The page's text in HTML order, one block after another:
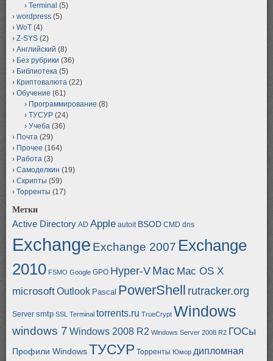
Terminal (5)
wordpress (5)
WoT (4)
Z-SYS (2)
Английский (8)
Без рубрики (36)
Библиотека (5)
Криптовалюта (22)
Обучение (61)
Программирование (8)
ТУСУР (24)
Учеба (36)
Почта (29)
Прочее (164)
Работа (3)
Самоделкин (19)
Скрипты (59)
Торренты (17)
Метки
Active Directory AD Apple autoit BSOD CMD dns
Exchange Exchange 2007 Exchange
2010 FSMO Google GPO Hyper-V Mac Mac OS X
microsoftOutlook Pascal PowerShell rutracker.org
Server smtp SSL Terminal torrents.ru TrueCrypt Windows
windows 7 Windows 2008 R2 Windows Server 2008 R2 ГОСы
Профили WindowsТУСУР Торренты Юмор дипломная